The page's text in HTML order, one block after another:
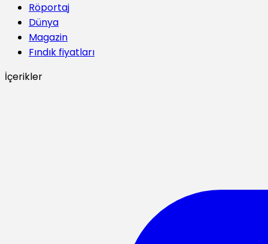
Röportaj
Dünya
Magazin
Fındık fiyatları
İçerikler